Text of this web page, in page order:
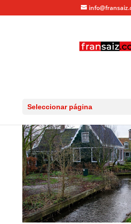
Seleccionar página